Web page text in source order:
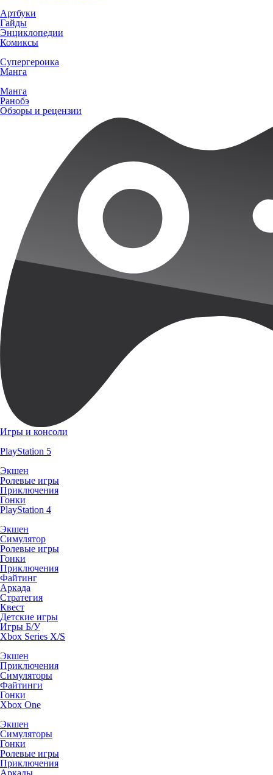
Артбуки
Гайды
Энциклопедии
Комиксы
Супергероика
Манга
Манга
Ранобэ
Обзоры и рецензии
Игры и консоли
PlayStation 5
Экшен
Ролевые игры
Приключения
Гонки
PlayStation 4
Экшен
Симулятор
Ролевые игры
Гонки
Приключения
Файтинг
Аркада
Стратегия
Квест
Детские игры
Игры Б/У
Xbox Series X/S
Экшен
Приключения
Симуляторы
Файтинги
Гонки
Xbox One
Экшен
Симуляторы
Гонки
Ролевые игры
Приключения
Аркады